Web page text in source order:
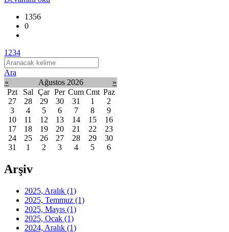
1356
0
1 234
Ara
«
Ağustos 2026
»
Pzt
Sal Çar Per Cum Cmt Paz
27
28 29 30 31 1
2
3
4 5 6 7 8
9
10
11 12 13 14 15
16
17
18 19 20 21 22
23
24
25 26 27 28 29
30
31
1 2 3 4 5 6
Arşiv
2025, Aralık (1)
2025, Temmuz (1)
2025, Mayıs (1)
2025, Ocak (1)
2024, Aralık (1)